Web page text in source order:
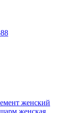
женcкий
женская